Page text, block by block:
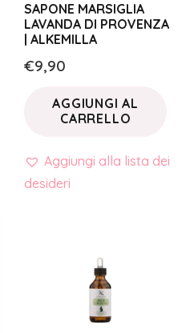
SAPONE MARSIGLIA
LAVANDA DI PROVENZA
| ALKEMILLA
€9,90
AGGIUNGI AL
CARRELLO
Aggiungi alla lista dei
desideri